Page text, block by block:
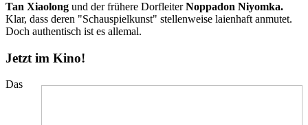
Tan Xiaolong und der frühere DorfleiterNoppadon Niyomka.
Klar, dass deren "Schauspielkunst" stellenweise laienhaft anmutet.
Doch authentisch ist es allemal.
Jetzt im Kino!
Das